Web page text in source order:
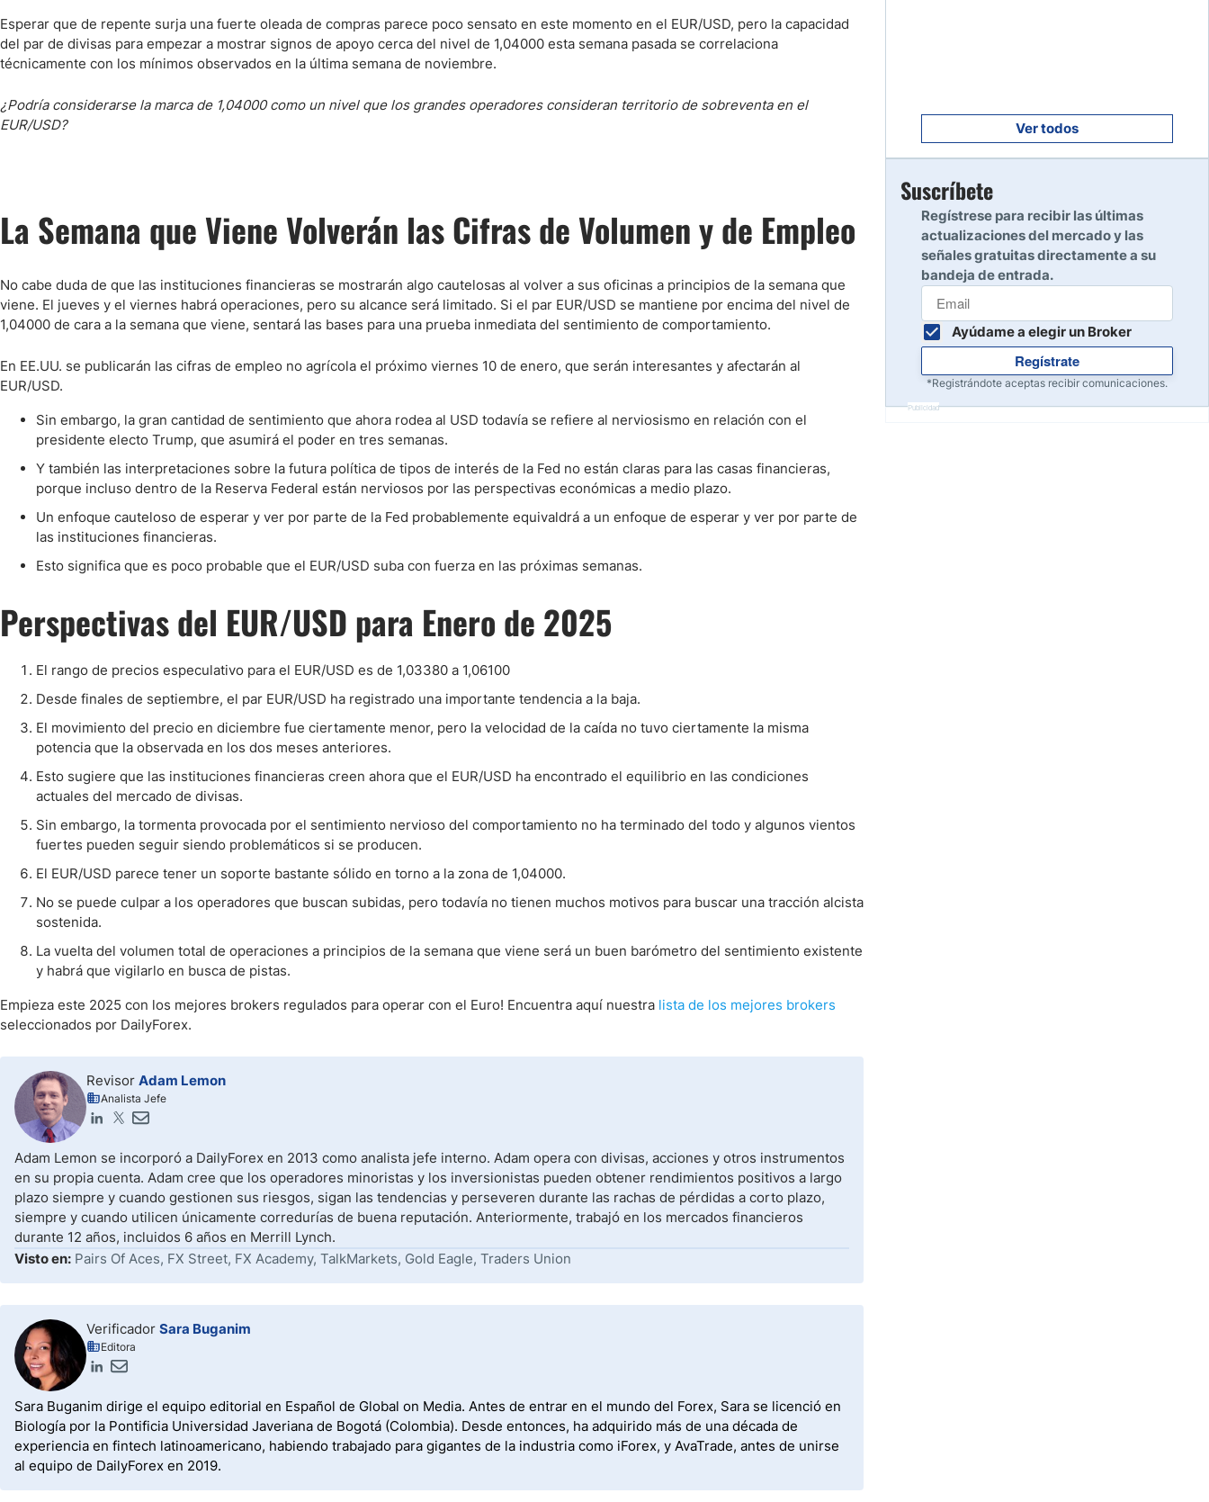
Esperar que de repente surja una fuerte oleada de compras parece poco sensato en este momento en el EUR/USD, pero la capacidad
del par de divisas para empezar a mostrar signos de apoyo cerca del nivel de 1,04000 esta semana pasada se correlaciona
técnicamente con los mínimos observados en la última semana de noviembre.
¿Podría considerarse la marca de 1,04000 como un nivel que los grandes operadores consideran territorio de sobreventa en el
EUR/USD?
La Semana que Viene Volverán las Cifras de Volumen y de Empleo
No cabe duda de que las instituciones financieras se mostrarán algo cautelosas al volver a sus oficinas a principios de la semana que
viene. El jueves y el viernes habrá operaciones, pero su alcance será limitado. Si el par EUR/USD se mantiene por encima del nivel de
1,04000 de cara a la semana que viene, sentará las bases para una prueba inmediata del sentimiento de comportamiento.
En EE.UU. se publicarán las cifras de empleo no agrícola el próximo viernes 10 de enero, que serán interesantes y afectarán al
EUR/USD.
Sin embargo, la gran cantidad de sentimiento que ahora rodea al USD todavía se refiere al nerviosismo en relación con el
presidente electo Trump, que asumirá el poder en tres semanas.
Y también las interpretaciones sobre la futura política de tipos de interés de la Fed no están claras para las casas financieras,
porque incluso dentro de la Reserva Federal están nerviosos por las perspectivas económicas a medio plazo.
Un enfoque cauteloso de esperar y ver por parte de la Fed probablemente equivaldrá a un enfoque de esperar y ver por parte de
las instituciones financieras.
Esto significa que es poco probable que el EUR/USD suba con fuerza en las próximas semanas.
Perspectivas del EUR/USD para Enero de 2025
El rango de precios especulativo para el EUR/USD es de 1,03380 a 1,06100
Desde finales de septiembre, el par EUR/USD ha registrado una importante tendencia a la baja.
El movimiento del precio en diciembre fue ciertamente menor, pero la velocidad de la caída no tuvo ciertamente la misma
potencia que la observada en los dos meses anteriores.
Esto sugiere que las instituciones financieras creen ahora que el EUR/USD ha encontrado el equilibrio en las condiciones
actuales del mercado de divisas.
Sin embargo, la tormenta provocada por el sentimiento nervioso del comportamiento no ha terminado del todo y algunos vientos
fuertes pueden seguir siendo problemáticos si se producen.
El EUR/USD parece tener un soporte bastante sólido en torno a la zona de 1,04000.
No se puede culpar a los operadores que buscan subidas, pero todavía no tienen muchos motivos para buscar una tracción alcista
sostenida.
La vuelta del volumen total de operaciones a principios de la semana que viene será un buen barómetro del sentimiento existente
y habrá que vigilarlo en busca de pistas.
Empieza este 2025 con los mejores brokers regulados para operar con el Euro! Encuentra aquí nuestra lista de los mejores brokers
seleccionados por DailyForex.
Revisor Adam Lemon
Analista Jefe
Adam Lemon se incorporó a DailyForex en 2013 como analista jefe interno. Adam opera con divisas, acciones y otros instrumentos
en su propia cuenta. Adam cree que los operadores minoristas y los inversionistas pueden obtener rendimientos positivos a largo
plazo siempre y cuando gestionen sus riesgos, sigan las tendencias y perseveren durante las rachas de pérdidas a corto plazo,
siempre y cuando utilicen únicamente corredurías de buena reputación. Anteriormente, trabajó en los mercados financieros
durante 12 años, incluidos 6 años en Merrill Lynch.
Visto en: Pairs Of Aces, FX Street, FX Academy, TalkMarkets, Gold Eagle, Traders Union
Verificador Sara Buganim
Editora
Sara Buganim dirige el equipo editorial en Español de Global on Media. Antes de entrar en el mundo del Forex, Sara se licenció en
Biología por la Pontificia Universidad Javeriana de Bogotá (Colombia). Desde entonces, ha adquirido más de una década de
experiencia en fintech latinoamericano, habiendo trabajado para gigantes de la industria como iForex, y AvaTrade, antes de unirse
al equipo de DailyForex en 2019.
Leer reseña
10
Ver todos
Suscríbete
Regístrese para recibir las últimas
actualizaciones del mercado y las
señales gratuitas directamente a su
bandeja de entrada.
Ayúdame a elegir un Broker
Regístrate
*Registrándote aceptas recibir comunicaciones.
Publicidad